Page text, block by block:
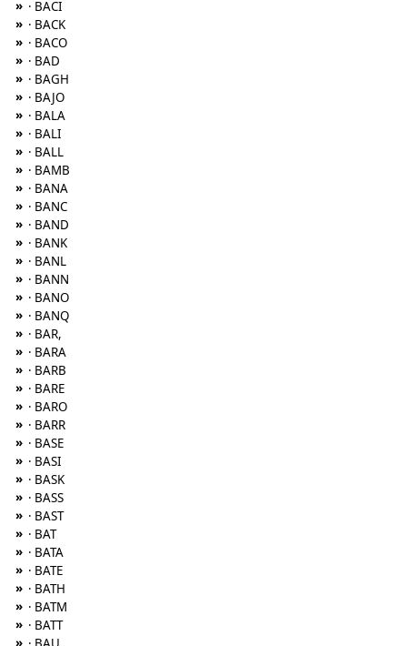
» · BACI
» · BACK
» · BACO
» · BAD
» · BAGH
» · BAJO
» · BALA
» · BALI
» · BALL
» · BAMB
» · BANA
» · BANC
» · BAND
» · BANK
» · BANL
» · BANN
» · BANO
» · BANQ
» · BAR,
» · BARA
» · BARB
» · BARE
» · BARO
» · BARR
» · BASE
» · BASI
» · BASK
» · BASS
» · BAST
» · BAT
» · BATA
» · BATE
» · BATH
» · BATM
» · BATT
»